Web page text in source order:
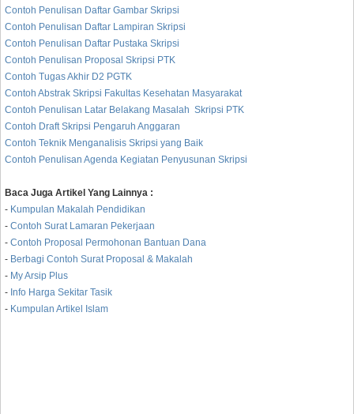
Contoh Penulisan Daftar Gambar Skripsi
Contoh Penulisan Daftar Lampiran Skripsi
Contoh Penulisan Daftar Pustaka Skripsi
Contoh Penulisan Proposal Skripsi PTK
Contoh Tugas Akhir D2 PGTK
Contoh Abstrak Skripsi Fakultas Kesehatan Masyarakat
Contoh Penulisan Latar Belakang Masalah Skripsi PTK
Contoh Draft Skripsi Pengaruh Anggaran
Contoh Teknik Menganalisis Skripsi yang Baik
Contoh Penulisan Agenda Kegiatan Penyusunan Skripsi
Baca Juga Artikel Yang Lainnya :
- Kumpulan Makalah Pendidikan
- Contoh Surat Lamaran Pekerjaan
- Contoh Proposal Permohonan Bantuan Dana
- Berbagi Contoh Surat Proposal & Makalah
- My Arsip Plus
- Info Harga Sekitar Tasik
- Kumpulan Artikel Islam